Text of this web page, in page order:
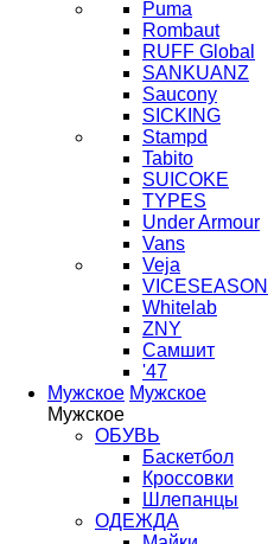
Puma
Rombaut
RUFF Global
SANKUANZ
Saucony
SICKING
Stampd
Tabito
SUICOKE
TYPES
Under Armour
Vans
Veja
VICESEASON
Whitelab
ZNY
Самшит
'47
Мужское Мужское
Мужское
ОБУВЬ
Баскетбол
Кроссовки
Шлепанцы
ОДЕЖДА